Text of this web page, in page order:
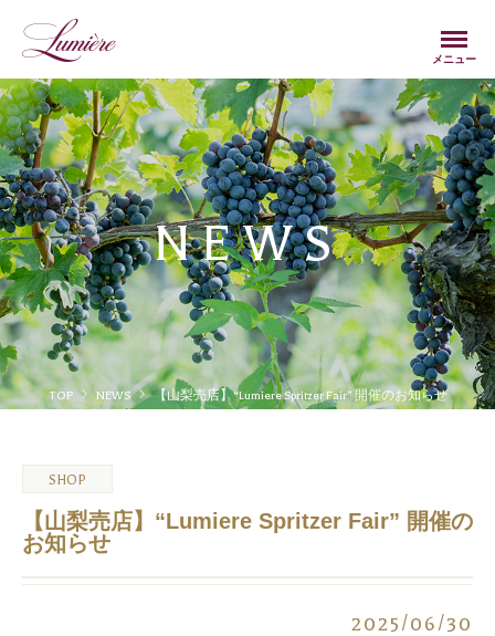
メニュー
NEWS
TOP NEWS 【山梨売店】“Lumiere Spritzer Fair” 開催のお知らせ
SHOP
【山梨売店】“Lumiere Spritzer Fair” 開催の
お知らせ
2025/06/30